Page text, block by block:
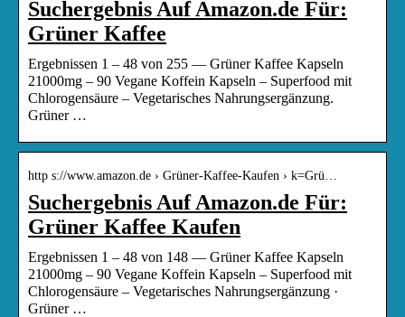
Suchergebnis Auf Amazon.de Für:
Grüner Kaffee
Ergebnissen 1 – 48 von 255 — Grüner Kaffee Kapseln
21000mg – 90 Vegane Koffein Kapseln – Superfood mit
Chlorogensäure – Vegetarisches Nahrungsergänzung.
Grüner …
http s://www.amazon.de › Grüner-Kaffee-Kaufen › k=Grü…
Suchergebnis Auf Amazon.de Für:
Grüner Kaffee Kaufen
Ergebnissen 1 – 48 von 148 — Grüner Kaffee Kapseln
21000mg – 90 Vegane Koffein Kapseln – Superfood mit
Chlorogensäure – Vegetarisches Nahrungsergänzung ·
Grüner …